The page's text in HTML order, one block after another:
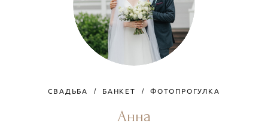
СВАДЬБА БАНКЕТ ФОТОПРОГУЛКА
Анна